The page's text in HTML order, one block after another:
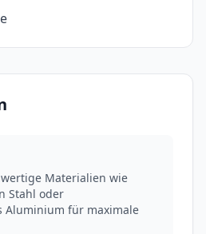
Materialien wie
Stahl oder
Aluminium für maximale